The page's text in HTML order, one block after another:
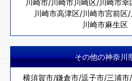
川崎市/川崎市川崎区/川崎市幸
川崎市高津区/川崎市宮前区/
川崎市麻生区
その他の神奈川
横須賀市/鎌倉市/逗子市/三浦市/